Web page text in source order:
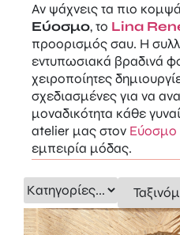
Αν ψάχνεις τα πιο κομψά
Εύοσμο, το Lina
προορισμός σαυ. Η
εντυπωσιακά βραδινά
χειροποίητες
σχεδιασμένες για να
μοναδικότητα κάθε
atelier μας στον Εύοσμο
εμπειρία μόδας.